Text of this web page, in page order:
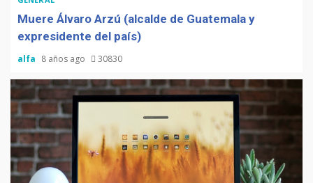
Muere Álvaro Arzú (alcalde de Guatemala y
expresidente del país)
alfa 8 años ago 30830